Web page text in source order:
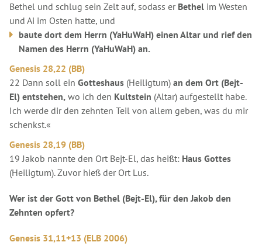
Bethel und schlug sein Zelt auf, sodass er Bethel im Westen
und Ai im Osten hatte, und
baute dort dem Herrn (YaHuWaH) einen Altar und rief den
Namen des Herrn (YaHuWaH) an.
Genesis 28,22 (BB)
22 Dann soll ein Gotteshaus (Heiligtum) an dem Ort (Bejt-
El) entstehen, wo ich den Kultstein (Altar) aufgestellt habe.
Ich werde dir den zehnten Teil von allem geben, was du mir
schenkst.«
Genesis 28,19 (BB)
19 Jakob nannte den Ort Bejt-El, das heißt: Haus Gottes
(Heiligtum). Zuvor hieß der Ort Lus.
Wer ist der Gott von Bethel (Bejt-El), für den Jakob den
Zehnten opfert?
Genesis 31,11+13 (ELB 2006)